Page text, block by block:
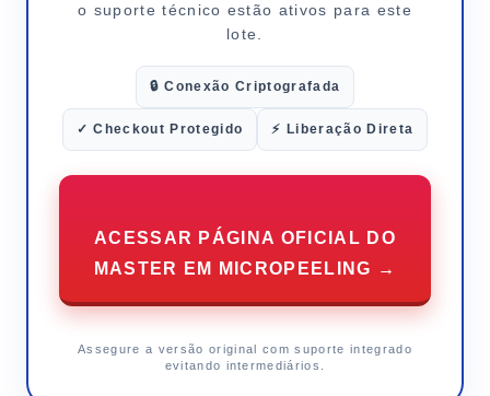
o suporte técnico estão ativos para este
lote.
🔒 Conexão Criptografada
✓ Checkout Protegido ⚡ Liberação Direta
ACESSAR PÁGINA OFICIAL DO
MASTER EM MICROPEELING →
Assegure a versão original com suporte integrado
evitando intermediários.